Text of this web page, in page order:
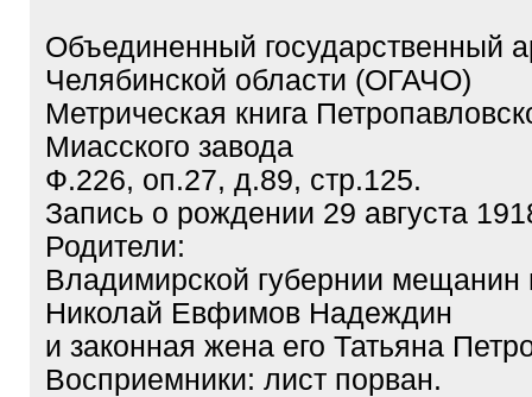
Объединенный государственный
Челябинской области (ОГАЧО)
Метрическая книга
Миасского завода
Ф.226, оп.27, д.89, стр.125.
Запись о рождении 29 августа
Родители:
Владимирской губернии мещанин
Николай Евфимов Надеждин
и законная жена его Татьяна
Восприемники: лист порван.